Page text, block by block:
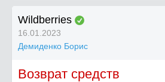
Wildberries
16.01.2023
Демиденко Борис
Возврат средств